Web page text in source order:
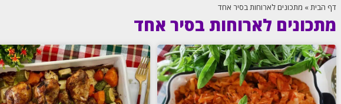
דף הבית» מתכונים לארוחות בסיר אחד
מתכונים לארוחות בסיר אחד